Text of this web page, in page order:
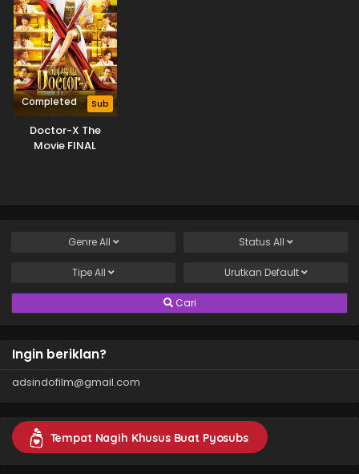
Completed Sub
Doctor-X The
Movie FINAL
GenreAll Status All
TipeAll Urutkan Default
Cari
Ingin beriklan?
adsindofilm@gmail.com
Tempat Nagih Khusus Buat Pyosubs